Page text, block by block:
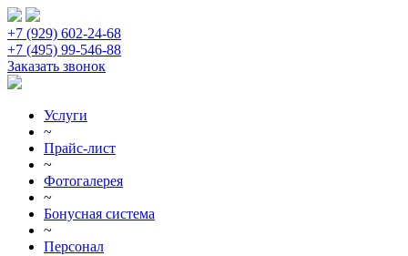
+7 (929) 602-24-68
+7 (495) 99-546-88
Заказать звонок
Услуги
~
Прайс-лист
~
Фотогалерея
~
Бонусная система
~
Персонал